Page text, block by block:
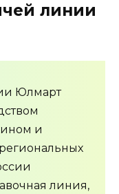
линии
Юлмарт
и
линия,